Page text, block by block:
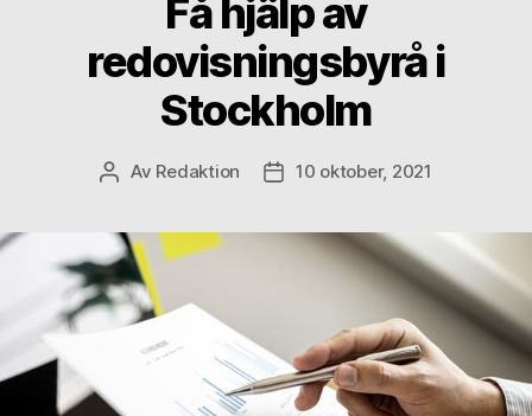
Få hjälp av
redovisningsbyrå i
Stockholm
Inläggsförfattare
Av Redaktion Inläggsdatum
10 oktober, 2021